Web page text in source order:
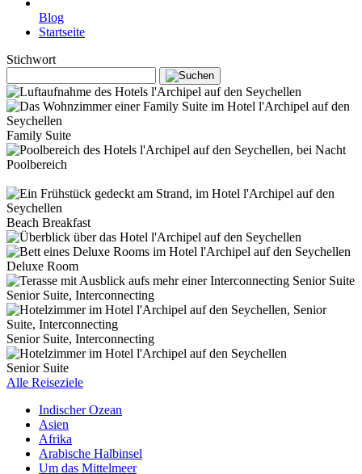
Blog
Startseite
Stichwort
Family Suite
Poolbereich
Beach Breakfast
Deluxe Room
Senior Suite, Interconnecting
Senior Suite, Interconnecting
Senior Suite
Alle Reiseziele
Indischer Ozean
Asien
Afrika
Arabische Halbinsel
Um das Mittelmeer